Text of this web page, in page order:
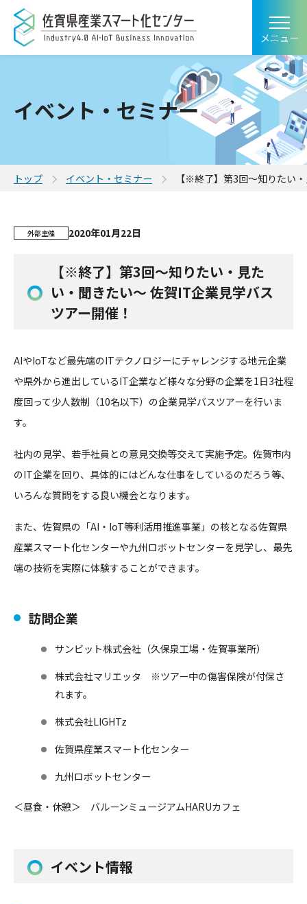
メニュー
イベント・セミナー
トップ イベント・セミナー 【※終了】第3回～知りたい
外部主催 2020年01月22日
【※終了】第3回～知りたい・見た
い・聞きたい～ 佐賀IT企業見学バス
ツアー開催！
AIやIoTなど最先端のITテクノロジーにチャレンジする地元企業
や県外から進出しているIT企業など様々な分野の企業を1日3社程
度回って少人数制（10名以下）の企業見学バスツアーを行いま
す。
社内の見学、若手社員との意見交換等交えて実施予定。佐賀市内
のIT企業を回り、具体的にはどんな仕事をしているのだろう等、
いろんな質問をする良い機会となります。
また、佐賀県の「AI・IoT等利活用推進事業」の核となる佐賀県
産業スマート化センターや九州ロボットセンターを見学し、最先
端の技術を実際に体験することができます。
訪問企業
サンビット株式会社（久保泉工場・佐賀事業所）
株式会社マリエッタ ※ツアー中の傷害保険が付保さ
れます。
株式会社LIGHTz
佐賀県産業スマート化センター
九州ロボットセンター
＜昼食・休憩＞ バルーンミュージアムHARUカフェ
イベント情報